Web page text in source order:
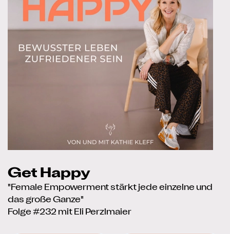
Get Happy
"Female Empowerment stärkt jede einzelne und
das große Ganze"
Folge #232 mit Eli Perzlmaier